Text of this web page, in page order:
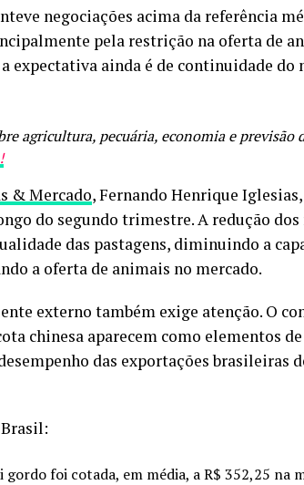
negociações acima da referência
pela restrição na oferta de
expectativa ainda é de continuidade do
agricultura, pecuária, economia e previsão
& Mercado, Fernando Henrique
do segundo trimestre. A redução
das pastagens, diminuindo a
a oferta de animais no mercado.
externo também exige atenção. O
chinesa aparecem como elementos
das exportações brasileiras
gordo foi cotada, em média, a R$ 352,25 na